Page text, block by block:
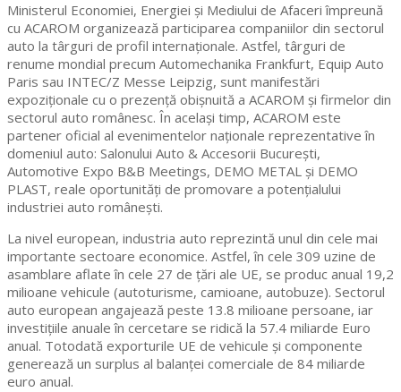
Ministerul Economiei, Energiei și Mediului de Afaceri împreună
cu ACAROM organizează participarea companiilor din sectorul
auto la târguri de profil internaționale. Astfel, târguri de
renume mondial precum Automechanika Frankfurt, Equip Auto
Paris sau INTEC/Z Messe Leipzig, sunt manifestări
expoziționale cu o prezență obișnuită a ACAROM și firmelor din
sectorul auto românesc. În același timp, ACAROM este
partener oficial al evenimentelor naționale reprezentative în
domeniul auto: Salonului Auto & Accesorii București,
Automotive Expo B&B Meetings, DEMO METAL și DEMO
PLAST, reale oportunități de promovare a potențialului
industriei auto românești.
La nivel european, industria auto reprezintă unul din cele mai
importante sectoare economice. Astfel, în cele 309 uzine de
asamblare aflate în cele 27 de țări ale UE, se produc anual 19,2
milioane vehicule (autoturisme, camioane, autobuze). Sectorul
auto european angajează peste 13.8 milioane persoane, iar
investițiile anuale în cercetare se ridică la 57.4 miliarde Euro
anual. Totodată exporturile UE de vehicule și componente
generează un surplus al balanței comerciale de 84 miliarde
euro anual.